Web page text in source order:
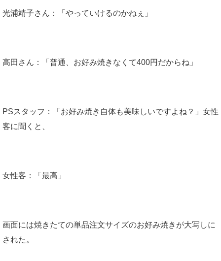
光浦靖子さん：「やっていけるのかねぇ」
高田さん：「普通、お好み焼きなくて400円だからね」
PSスタッフ：「お好み焼き自体も美味しいですよね？」女性
客に聞くと、
女性客：「最高」
画面には焼きたての単品注文サイズのお好み焼きが大写しに
された。